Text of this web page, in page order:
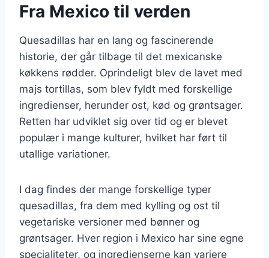
Fra Mexico til verden
Quesadillas har en lang og fascinerende
historie, der går tilbage til det mexicanske
køkkens rødder. Oprindeligt blev de lavet med
majs tortillas, som blev fyldt med forskellige
ingredienser, herunder ost, kød og grøntsager.
Retten har udviklet sig over tid og er blevet
populær i mange kulturer, hvilket har ført til
utallige variationer.
I dag findes der mange forskellige typer
quesadillas, fra dem med kylling og ost til
vegetariske versioner med bønner og
grøntsager. Hver region i Mexico har sine egne
specialiteter, og ingredienserne kan variere